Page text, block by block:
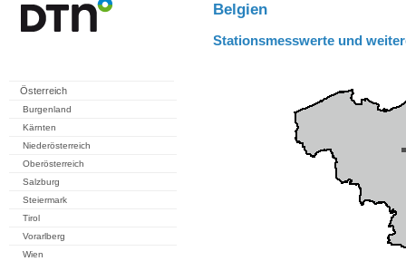
Österreich
Burgenland
Kärnten
Niederösterreich
Oberösterreich
Salzburg
Steiermark
Tirol
Vorarlberg
Wien
Belgien
Stationsmesswerte und